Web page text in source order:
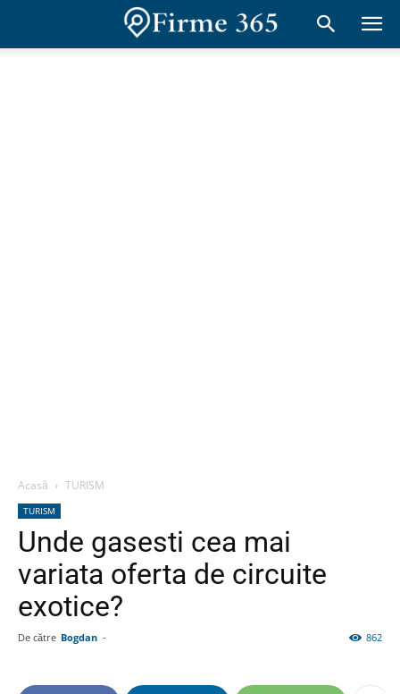
Acasă TURISM
TURISM
Unde gasesti cea mai
variata oferta de circuite
exotice?
De către Bogdan - 862